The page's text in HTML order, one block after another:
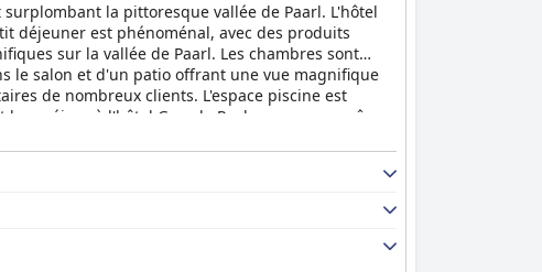
la pittoresque vallée de Paarl. L'hôtel
déjeuner est phénoménal, avec des produits
sur la vallée de Paarl. Les chambres sont
le salon et d'un patio offrant une vue magnifique
de nombreux clients. L'espace piscine est
séjour à l'hôtel Grande Roche comme un rêve